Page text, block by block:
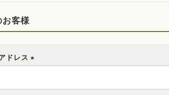
お客様
ドレス